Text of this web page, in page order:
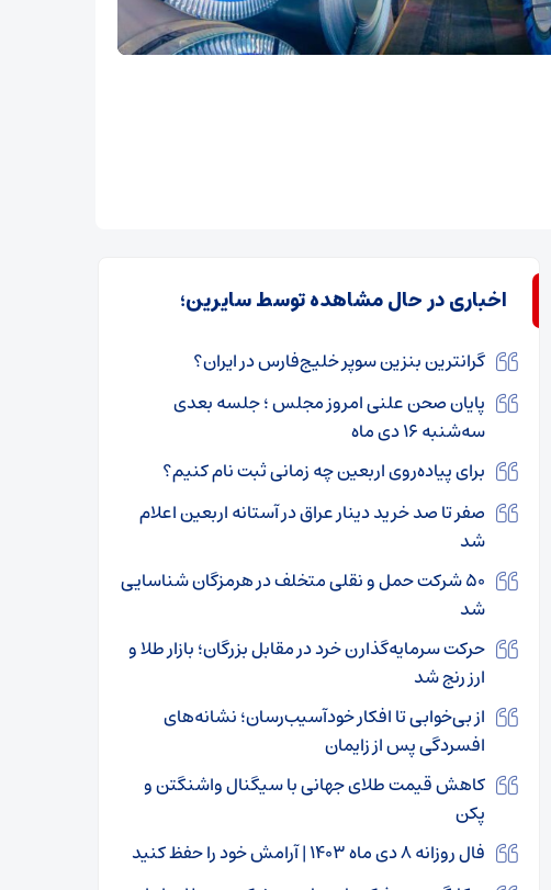
اخباری در حال مشاهده توسط سایرین؛
گرانترین بنزین سوپر خلیج‌فارس در ایران؟
پایان صحن علنی امروز مجلس ؛ جلسه بعدی
سه‌شنبه ۱۶ دی ماه
برای پیاده‌روی اربعین چه زمانی ثبت نام کنیم؟
صفر تا صد خرید دینار عراق در آستانه اربعین اعلام
شد
۵۰ شرکت حمل و نقلی متخلف در هرمزگان شناسایی
شد
حرکت سرمایه‌گذارن خرد در مقابل بزرگان؛ بازار طلا و
ارز رنج شد
از بی‌خوابی تا افکار خودآسیب‌رسان؛ نشانه‌های
افسردگی پس از زایمان
کاهش قیمت طلای جهانی با سیگنال واشنگتن و
پکن
فال روزانه ۸ دی ماه ۱۴۰۳ | آرامش خود را حفظ کنید